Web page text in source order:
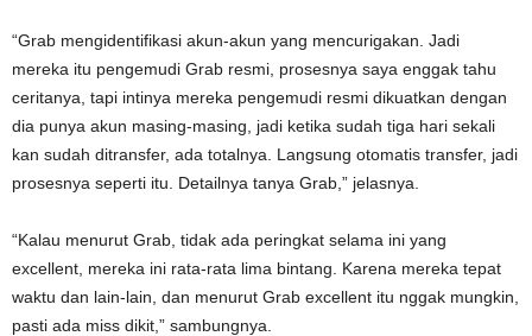
“Grab mengidentifikasi akun-akun yang mencurigakan. Jadi
mereka itu pengemudi Grab resmi, prosesnya saya enggak tahu
ceritanya, tapi intinya mereka pengemudi resmi dikuatkan dengan
dia punya akun masing-masing, jadi ketika sudah tiga hari sekali
kan sudah ditransfer, ada totalnya. Langsung otomatis transfer, jadi
prosesnya seperti itu. Detailnya tanya Grab,” jelasnya.
“Kalau menurut Grab, tidak ada peringkat selama ini yang
excellent, mereka ini rata-rata lima bintang. Karena mereka tepat
waktu dan lain-lain, dan menurut Grab excellent itu nggak mungkin,
pasti ada miss dikit,” sambungnya.